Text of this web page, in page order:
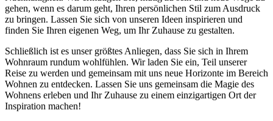
gehen, wenn es darum geht, Ihren persönlichen Stil zum Ausdruck
zu bringen. Lassen Sie sich von unseren Ideen inspirieren und
finden Sie Ihren eigenen Weg, um Ihr Zuhause zu gestalten.
Schließlich ist es unser größtes Anliegen, dass Sie sich in Ihrem
Wohnraum rundum wohlfühlen. Wir laden Sie ein, Teil unserer
Reise zu werden und gemeinsam mit uns neue Horizonte im Bereich
Wohnen zu entdecken. Lassen Sie uns gemeinsam die Magie des
Wohnens erleben und Ihr Zuhause zu einem einzigartigen Ort der
Inspiration machen!